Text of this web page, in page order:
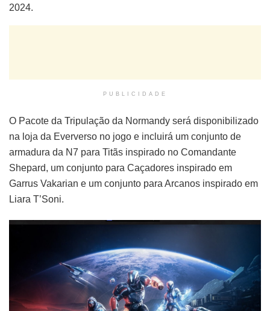
2024.
PUBLICIDADE
O Pacote da Tripulação da Normandy será disponibilizado
na loja da Eververso no jogo e incluirá um conjunto de
armadura da N7 para Titãs inspirado no Comandante
Shepard, um conjunto para Caçadores inspirado em
Garrus Vakarian e um conjunto para Arcanos inspirado em
Liara T’Soni.